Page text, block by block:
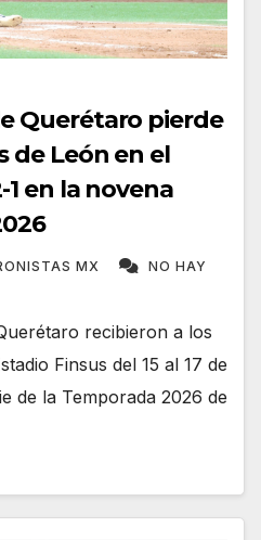
Querétaro pierde
de León en el
1 en la novena
MX NO HAY
recibieron a los
Finsus del 15 al 17 de
de la Temporada 2026 de